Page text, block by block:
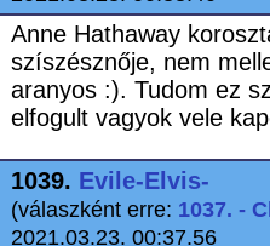
Anne Hathaway
szíszésznője, nem
aranyos :). Tudom ez
elfogult vagyok vele
1039. Evile-Elvis-
(válaszként erre: 1037. -
2021.03.23. 00:37.56